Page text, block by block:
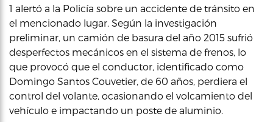
1 alertó a la Policía sobre un accidente de tránsito en
el mencionado lugar. Según la investigación
preliminar, un camión de basura del año 2015 sufrió
desperfectos mecánicos en el sistema de frenos, lo
que provocó que el conductor, identificado como
Domingo Santos Couvetier, de 60 años, perdiera el
control del volante, ocasionando el volcamiento del
vehículo e impactando un poste de aluminio.